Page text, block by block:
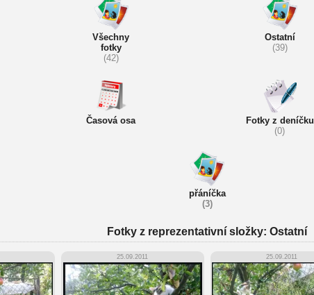
Všechny
fotky
(42)
Ostatní
(39)
Časová osa
Fotky z deníčku
(0)
přáníčka
(3)
Fotky z reprezentativní složky: Ostatní
25.09.2011 25.09.2011